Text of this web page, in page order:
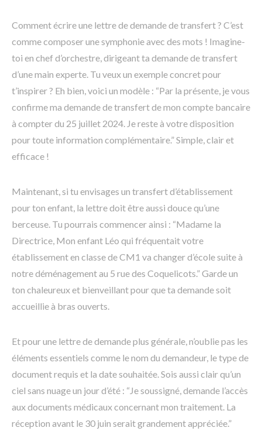
Comment écrire une lettre de demande de transfert ? C’est
comme composer une symphonie avec des mots ! Imagine-
toi en chef d’orchestre, dirigeant ta demande de transfert
d’une main experte. Tu veux un exemple concret pour
t’inspirer ? Eh bien, voici un modèle : “Par la présente, je vous
confirme ma demande de transfert de mon compte bancaire
à compter du 25 juillet 2024. Je reste à votre disposition
pour toute information complémentaire.” Simple, clair et
efficace !
Maintenant, si tu envisages un transfert d’établissement
pour ton enfant, la lettre doit être aussi douce qu’une
berceuse. Tu pourrais commencer ainsi : “Madame la
Directrice, Mon enfant Léo qui fréquentait votre
établissement en classe de CM1 va changer d’école suite à
notre déménagement au 5 rue des Coquelicots.” Garde un
ton chaleureux et bienveillant pour que ta demande soit
accueillie à bras ouverts.
Et pour une lettre de demande plus générale, n’oublie pas les
éléments essentiels comme le nom du demandeur, le type de
document requis et la date souhaitée. Sois aussi clair qu’un
ciel sans nuage un jour d’été : “Je soussigné, demande l’accès
aux documents médicaux concernant mon traitement. La
réception avant le 30 juin serait grandement appréciée.”